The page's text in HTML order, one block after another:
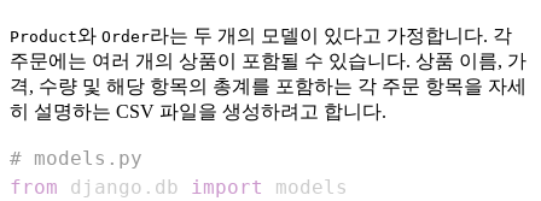
Product와 Order라는 두 개의 모델이 있다고 가정합니다. 각
주문에는 여러 개의 상품이 포함될 수 있습니다. 상품 이름, 가
격, 수량 및 해당 항목의 총계를 포함하는 각 주문 항목을 자세
히 설명하는 CSV 파일을 생성하려고 합니다.
# models.py
from django . db import